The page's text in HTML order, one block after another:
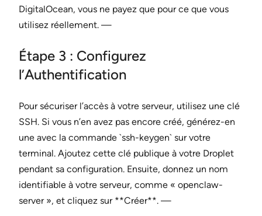
DigitalOcean, vous ne payez que pour ce que vous
utilisez réellement. —
Étape 3 : Configurez
l’Authentification
Pour sécuriser l’accès à votre serveur, utilisez une clé
SSH. Si vous n’en avez pas encore créé, générez-en
une avec la commande `ssh-keygen` sur votre
terminal. Ajoutez cette clé publique à votre Droplet
pendant sa configuration. Ensuite, donnez un nom
identifiable à votre serveur, comme « openclaw-
server », et cliquez sur **Créer**. —